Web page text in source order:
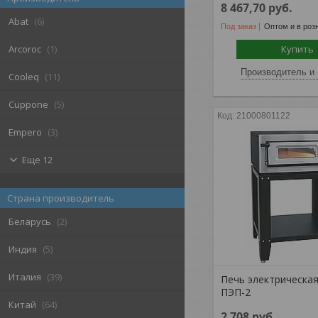
Abat
6
Arcoroc 1
Cooleq 11
Cuppone 5
Empero 3
Еще 12
Страна производитель
Беларусь
2
Индия 5
Италия 39
Китай 64
8 467,70 руб.
Под заказ Оптом и в
Купить
Производитель и
21000801122
Печь
ПЭП-2